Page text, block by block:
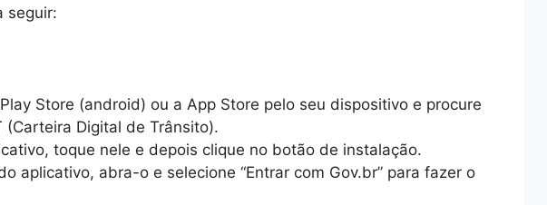
seguir:
Store (android) ou a App Store pelo seu dispositivo e procure
(Carteira Digital de Trânsito).
toque nele e depois clique no botão de instalação.
aplicativo, abra-o e selecione “Entrar com Gov.br” para fazer o